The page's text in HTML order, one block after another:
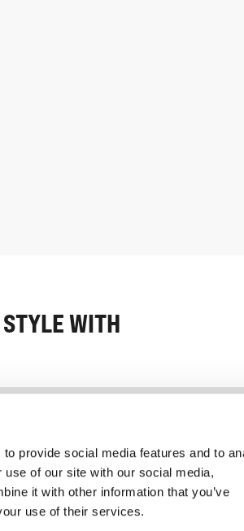
provide social media features and to
of our site with our social media,
it with other information that you’ve
use of their services.
STYLE WITH